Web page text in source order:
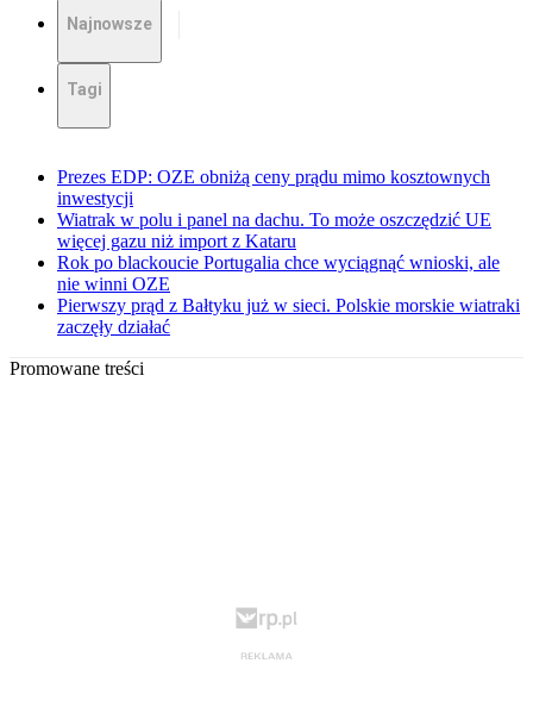
Najnowsze
Tagi
Prezes EDP: OZE obniżą ceny prądu mimo kosztownych
inwestycji
Wiatrak w polu i panel na dachu. To może oszczędzić UE
więcej gazu niż import z Kataru
Rok po blackoucie Portugalia chce wyciągnąć wnioski, ale
nie winni OZE
Pierwszy prąd z Bałtyku już w sieci. Polskie morskie wiatraki
zaczęły działać
Promowane treści